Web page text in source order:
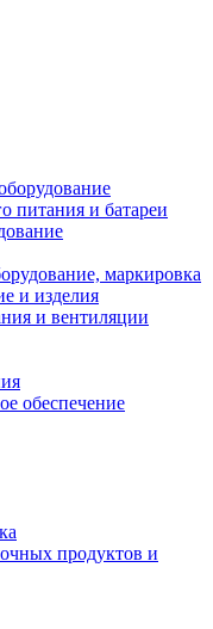
питания и батареи
маркировка
и изделия
и вентиляции
обеспечение
продуктов и